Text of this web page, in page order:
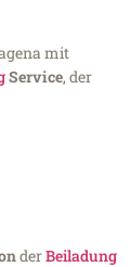
mit
Service, der
derBeiladung